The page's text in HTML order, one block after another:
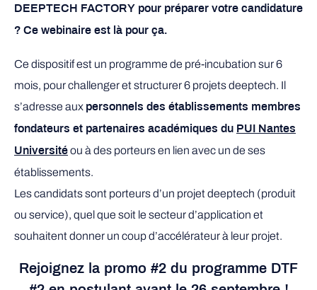
DEEPTECH FACTORY pour préparer votre candidature
? Ce webinaire est là pour ça.
Ce dispositif est un programme de pré-incubation sur 6
mois,​ pour challenger et structurer 6 projets deeptech. Il
s’adresse aux personnels des établissements membres
fondateurs et partenaires académiques du PUI Nantes
Université ou à des porteurs en lien avec un de ses
établissements.
Les candidats sont porteurs d’un projet deeptech (produit
ou service), quel que soit le secteur d’application et
souhaitent donner un coup d’accélérateur à leur projet.
Rejoignez la promo #2 du programme DTF